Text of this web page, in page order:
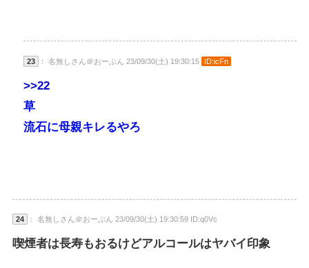
23 ： 名無しさん＠おーぷん 23/09/30(土) 19:30:15 ID:icFn
>>22
草
流石に母親キレるやろ
24 ： 名無しさん＠おーぷん 23/09/30(土) 19:30:59 ID:q0Vc
喫煙者は長寿もおるけどアルコールはヤバイ印象